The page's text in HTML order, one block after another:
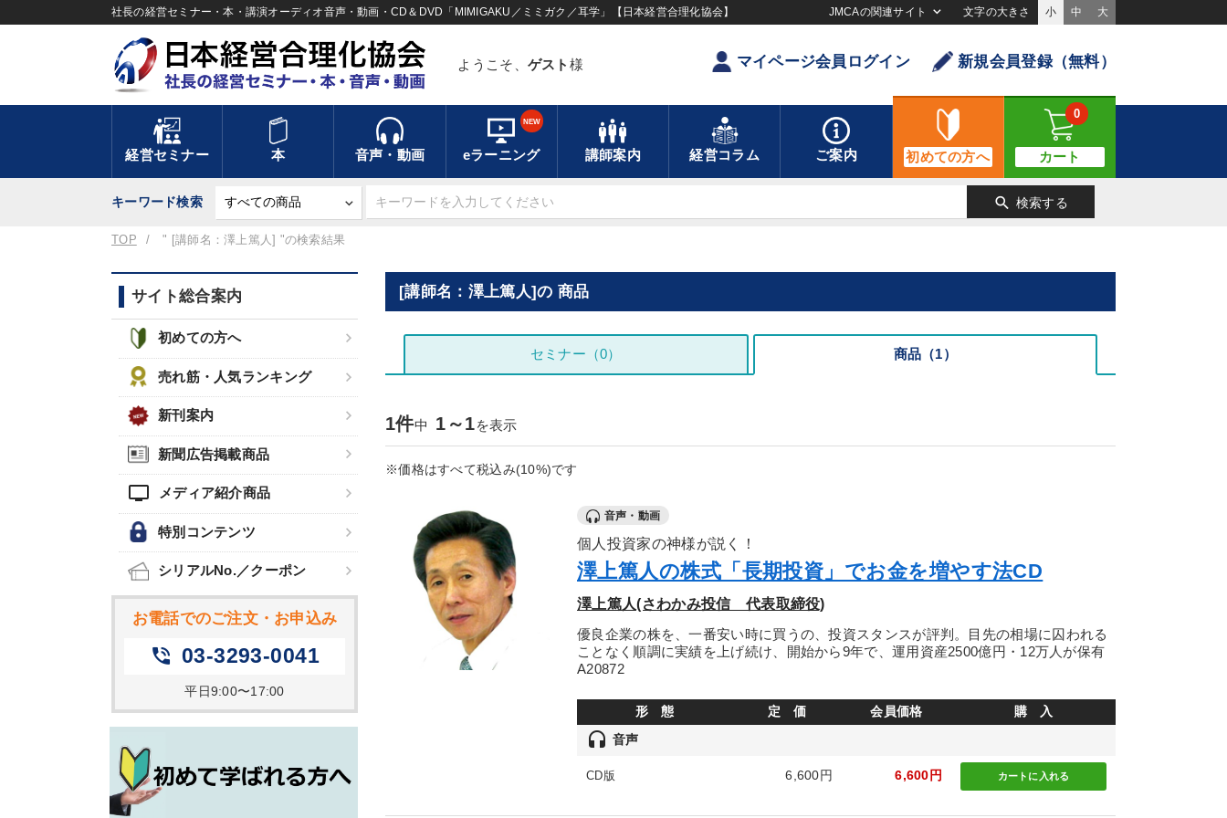
社長の経営セミナー・本・講演オーディオ音声・動画・CD＆DVD「MIMIGAKU／ミミガク／耳学」【日本経営合理化協会】 JMCAの関連サイト 文字の大きさ 小 中 大
ようこそ、 ゲスト 様 マイページ会員ログイン 新規会員登録（無料）
経営セミナー 本 音声・動画 eラーニング
NEW
講師案内 経営コラム ご案内 初めての方へ カート
0
キーワード検索 search 検索する
TOP " [講師名：澤上篤人] "の検索結果
サイト総合案内
初めての方へ
売れ筋・人気ランキング
新刊案内
新聞広告掲載商品
tv メディア紹介商品
特別コンテンツ
シリアルNo.／クーポン
お電話でのご注文・お申込み
phone_in_talk 03-3293-0041
平日9:00〜17:00
[講師名：澤上篤人]の 商品
セミナー（0） 商品（1）
1件中 1～1を表示
※価格はすべて税込み(10%)です
音声・動画
個人投資家の神様が説く！
澤上篤人の株式「長期投資」でお金を増やす法CD
澤上篤人(さわかみ投信 代表取締役)
優良企業の株を、一番安い時に買うの、投資スタンスが評判。目先の相場に囚われる
ことなく順調に実績を上げ続け、開始から9年で、運用資産2500億円・12万人が保有
A20872
形 態 定 価 会員価格 購 入
headset 音声
CD版 6,600円 6,600円 カートに 入れる